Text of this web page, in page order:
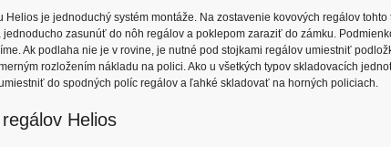
je jednoduchý systém montáže. Na zostavenie kovových regálov
jednoducho zasunúť do nôh regálov a poklepom zaraziť do zámku.
Ak podlaha nie je v rovine, je nutné pod stojkami regálov umiestniť
rozložením nákladu na polici. Ako u všetkých typov skladovacích
do spodných políc regálov a ľahké skladovať na horných policiach.
Helios